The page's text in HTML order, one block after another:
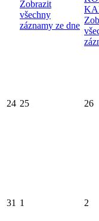
Zobrazit
všechny
záznamy ze dne
24 25 26
31 1 2